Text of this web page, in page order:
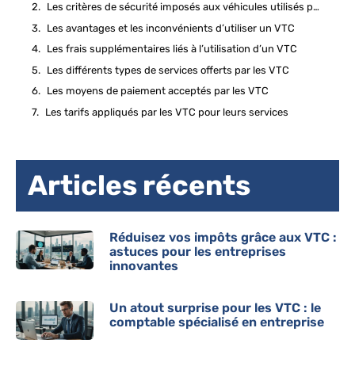
Les critères de sécurité imposés aux véhicules utilisés par les VTC
Les avantages et les inconvénients d’utiliser un VTC
Les frais supplémentaires liés à l’utilisation d’un VTC
Les différents types de services offerts par les VTC
Les moyens de paiement acceptés par les VTC
Les tarifs appliqués par les VTC pour leurs services
Articles récents
Réduisez vos impôts grâce aux VTC :
astuces pour les entreprises
innovantes
Un atout surprise pour les VTC : le
comptable spécialisé en entreprise